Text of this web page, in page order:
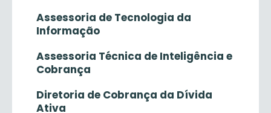
Assessoria de Tecnologia da
Informação
Assessoria Técnica de Inteligência e
Cobrança
Diretoria de Cobrança da Dívida
Ativa